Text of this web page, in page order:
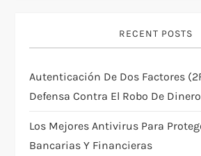
a
t
i
RECENT POSTS
Autenticación De Dos Factores
Defensa Contra El Robo De Dinero
Los Mejores Antivirus Para
Bancarias Y Financieras